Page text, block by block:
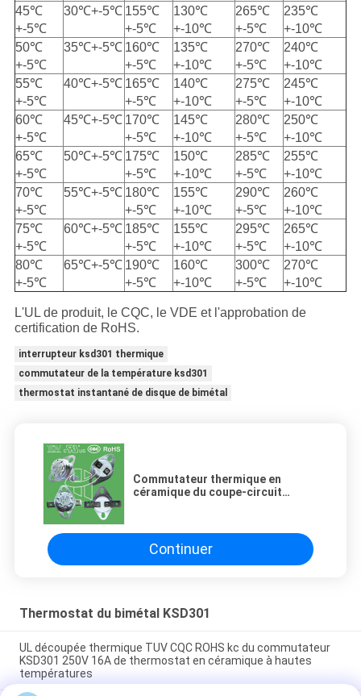
45℃
+-5℃
30℃+-5℃ 155℃
+-5℃
130℃
+-10℃
265℃
+-5℃
235℃
+-10℃
50℃
+-5℃
35℃+-5℃ 160℃
+-5℃
135℃
+-10℃
270℃
+-5℃
240℃
+-10℃
55℃
+-5℃
40℃+-5℃ 165℃
+-5℃
140℃
+-10℃
275℃
+-5℃
245℃
+-10℃
60℃
+-5℃
45℃+-5℃ 170℃
+-5℃
145℃
+-10℃
280℃
+-5℃
250℃
+-10℃
65℃
+-5℃
50℃+-5℃ 175℃
+-5℃
150℃
+-10℃
285℃
+-5℃
255℃
+-10℃
70℃
+-5℃
55℃+-5℃ 180℃
+-5℃
155℃
+-10℃
290℃
+-5℃
260℃
+-10℃
75℃
+-5℃
60℃+-5℃ 185℃
+-5℃
155℃
+-10℃
295℃
+-5℃
265℃
+-10℃
80℃
+-5℃
65℃+-5℃ 190℃
+-5℃
160℃
+-10℃
300℃
+-5℃
270℃
+-10℃
L'UL de produit, le CQC, le VDE et l'approbation de
certification de RoHS.
interrupteur ksd301 thermique
commutateur de la température ksd301
thermostat instantané de disque de bimétal
Commutateur thermique en
céramique du coupe-circuit
Continuer
Thermostat du bimétal KSD301
UL découpée thermique TUV CQC ROHS kc du commutateur
KSD301 250V 16A de thermostat en céramique à hautes
températures